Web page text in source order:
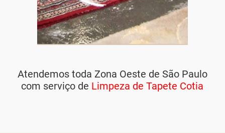
Atendemos toda Zona Oeste de São Paulo
com serviço de Limpeza de Tapete Cotia